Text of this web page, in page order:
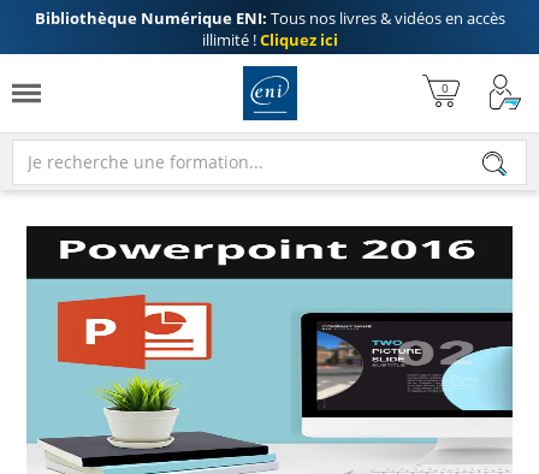
Bibliothèque Numérique ENI: Tous nos livres & vidéos en accès
illimité !Cliquez ici